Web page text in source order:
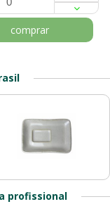
comprar
profissional